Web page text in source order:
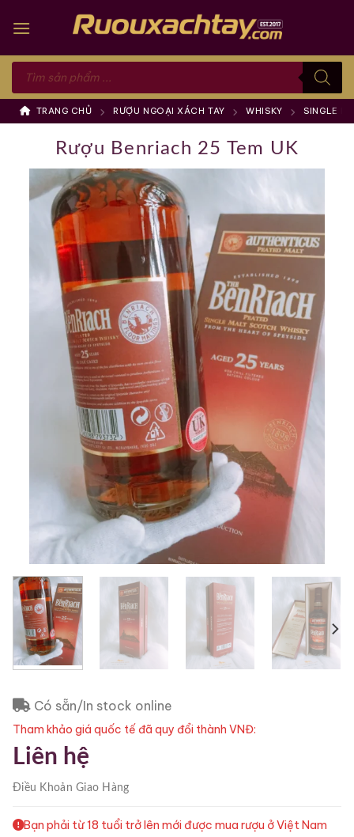
Tìm
kiếm
phẩm
TRANG CHỦ RƯỢU NGOẠI XÁCH TAY WHISKY SINGLE
Rượu Benriach 25 Tem UK
Có sẵn/In stock online
Tham khảo giá quốc tế đã quy đổi thành VNĐ:
Liên hệ
Điều KhoảnGiao Hàng
Bạn phải từ 18 tuổi trở lên mới được mua rượu ở Việt Nam